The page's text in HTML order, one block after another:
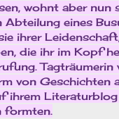
wohnt aber nun
eines
ihrer
die ihr im Kopf
Tagträumerin
von Geschichten
ihrem
formten.